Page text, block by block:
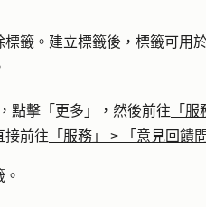
籤。建立標籤後，標籤可用
點擊 「更多」 ，然後前往 「服
接前往 「服務」 > 「意見回饋